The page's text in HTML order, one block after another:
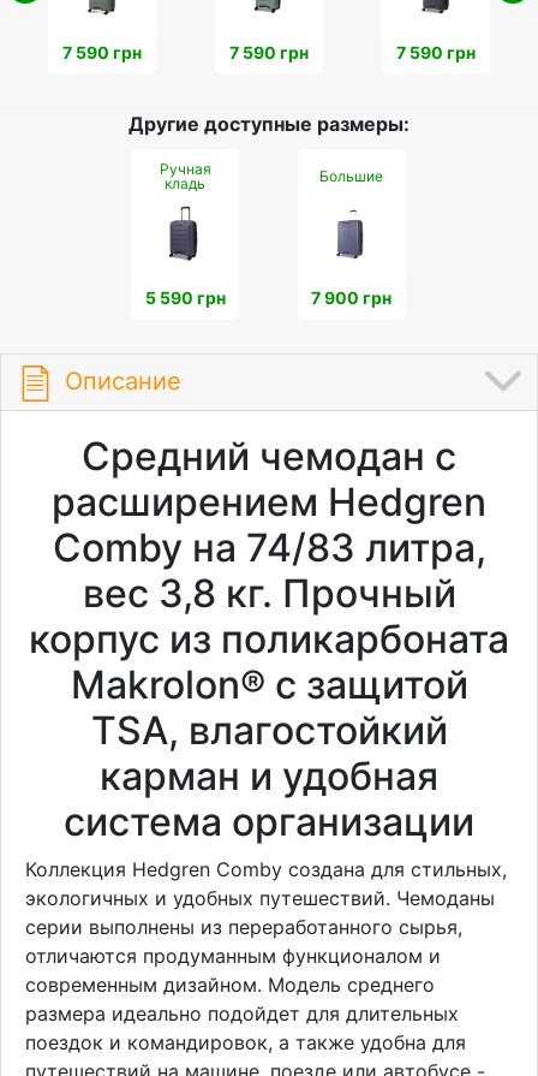
7 590 грн 7 590 грн 7 590 грн
Другие доступные размеры:
Ручная
кладь
5 590 грн
Большие
7 900 грн
Описание
Средний чемодан с
расширением Hedgren
Comby на 74/83 литра,
вес 3,8 кг. Прочный
корпус из поликарбоната
Makrolon® с защитой
TSA, влагостойкий
карман и удобная
система организации
Коллекция Hedgren Comby создана для стильных,
экологичных и удобных путешествий. Чемоданы
серии выполнены из переработанного сырья,
отличаются продуманным функционалом и
современным дизайном. Модель среднего
размера идеально подойдет для длительных
поездок и командировок, а также удобна для
путешествий на машине, поезде или автобусе -